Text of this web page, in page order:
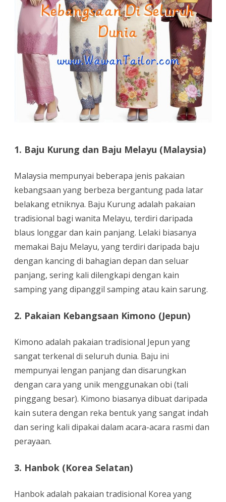
1. Baju Kurung dan Baju Melayu (Malaysia)
Malaysia mempunyai beberapa jenis pakaian
kebangsaan yang berbeza bergantung pada latar
belakang etniknya. Baju Kurung adalah pakaian
tradisional bagi wanita Melayu, terdiri daripada
blaus longgar dan kain panjang. Lelaki biasanya
memakai Baju Melayu, yang terdiri daripada baju
dengan kancing di bahagian depan dan seluar
panjang, sering kali dilengkapi dengan kain
samping yang dipanggil samping atau kain sarung.
2. Pakaian Kebangsaan Kimono (Jepun)
Kimono adalah pakaian tradisional Jepun yang
sangat terkenal di seluruh dunia. Baju ini
mempunyai lengan panjang dan disarungkan
dengan cara yang unik menggunakan obi (tali
pinggang besar). Kimono biasanya dibuat daripada
kain sutera dengan reka bentuk yang sangat indah
dan sering kali dipakai dalam acara-acara rasmi dan
perayaan.
3. Hanbok (Korea Selatan)
Hanbok adalah pakaian tradisional Korea yang